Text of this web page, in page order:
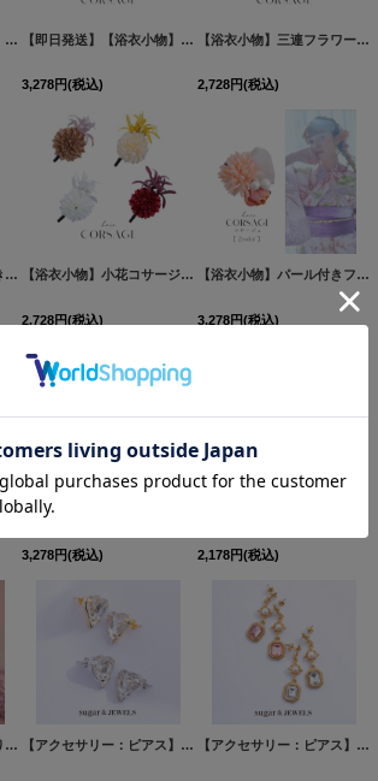
【即日発送】【浴衣小物】フラワーコサージュ3点セット【5カラー】[OF04] [YA-1024-
【即日発送】【浴衣小物】小花コサージュ5点セット【5カラー】[OF04]
3,278円(税込)
【浴衣小物】三連フラワーコサージュ【2カラー】[OF04]
2,728円(税込)
【浴衣小物】タッセル付き三連フラワーコサージュ【2カラー】[OF04] YA-1026-kn]
【浴衣小物】小花コサージュ【4カラー】[OF04] [YA-72-kn
2,728円(税込)
【浴衣小物】パール付きフラワーコサージュ【2カラー】[OF04]
3,278円(税込)
【浴衣小物】タッセル付きフラワーコサージュ【2カラー】[OF04]
3,278円(税込) 2,178円(税込)
【即日発送】パール帯飾り/ 丸真珠[OF04] [19himo-Pearl]
【アクセサリー：ピアス】ハートビジューストーンピアス【2カラー】【OF02】 【アクセサリー：ピアス】スクエアドロップパールピアス【2カラー】【OF02】